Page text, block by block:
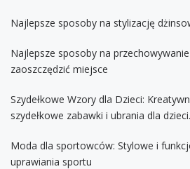
Najlepsze sposoby na stylizację
Najlepsze sposoby na
zaoszczędzić miejsce
Szydełkowe Wzory dla Dzieci:
szydełkowe zabawki i ubrania dla dzieci.
Moda dla sportowców: Stylowe i
uprawiania sportu